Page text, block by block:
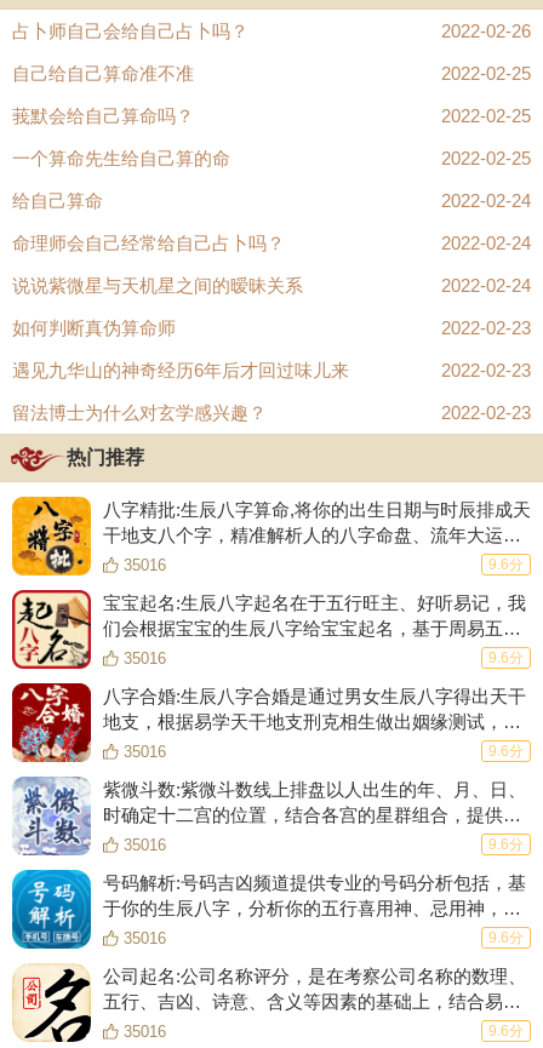
根大柱子，非常形象的比拟出了人的命运就像一个建筑物，如果遭
遇刑冲破害的大洪水冲击，其承受力就会出现问题，从而导致墙倒
屋塌，人生彻底说拜拜~
回答完老铁的问题，那么我们现在就开始今天的教程。
得知了一个人准确的出生年月日时和性别信息后，第一步要做的事
情就是进行排盘，在中国古代，八字排盘有一套较为复杂的方法，
但今天我们有了电脑手机和网络，所以就不必再用手工进行排盘，
而采用编写好的程序排盘即可，比如可以在搜索引擎里搜索[八字
排盘]，就会跳出各种各样的在线排盘网站以及软件，手机你也有
很多用于排盘的APP程序。
比如我常用的电脑排盘网站：http://www.youxinli.com
占卜师自己会给自己占卜吗？ 2022-02-26
自己给自己算命准不准 2022-02-25
莪默会给自己算命吗？ 2022-02-25
一个算命先生给自己算的命 2022-02-25
给自己算命 2022-02-24
命理师会自己经常给自己占卜吗？ 2022-02-24
说说紫微星与天机星之间的暧昧关系 2022-02-24
如何判断真伪算命师 2022-02-23
遇见九华山的神奇经历6年后才回过味儿来 2022-02-23
留法博士为什么对玄学感兴趣？ 2022-02-23
热门推荐
八字精批:生辰八字算命,将你的出生日期与时辰排成天
干地支八个字，精准解析人的八字命盘、流年大运、
五行强弱、婚姻爱情、事业财运等等！
35016 9.6分
宝宝起名:生辰八字起名在于五行旺主、好听易记，我
们会根据宝宝的生辰八字给宝宝起名，基于周易五格
数理起一个数理大吉的名字，根据生肖起名的原则起
35016 9.6分
八字合婚:生辰八字合婚是通过男女生辰八字得出天干
地支，根据易学天干地支刑克相生做出姻缘测试，合
八字、测姻缘，给你一份专业、完整的合婚结果。
35016 9.6分
紫微斗数:紫微斗数线上排盘以人出生的年、月、日、
时确定十二宫的位置，结合各宫的星群组合，提供
108种斗数格局并辅以详细的解释，分析一生流年大
35016 9.6分
号码解析:号码吉凶频道提供专业的号码分析包括，基
于你的生辰八字，分析你的五行喜用神、忌用神，并
结合81数理分析号码对于你的潜在意义。
35016 9.6分
公司起名:公司名称评分，是在考察公司名称的数理、
五行、吉凶、诗意、含义等因素的基础上，结合易经
的“像”，“数”理论，对公司名称进行全方位的评分。
35016 9.6分